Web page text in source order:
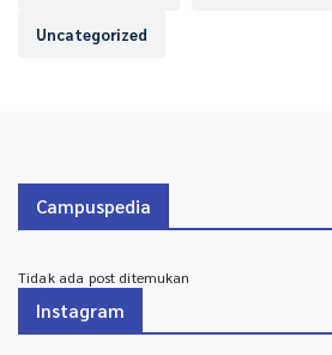
Uncategorized
Campuspedia
Tidak ada post ditemukan
Instagram